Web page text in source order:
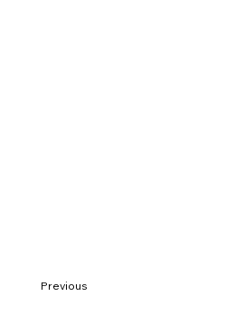
Previous